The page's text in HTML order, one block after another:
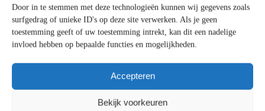
Door in te stemmen met deze technologieën kunnen wij gegevens zoals
surfgedrag of unieke ID's op deze site verwerken. Als je geen
toestemming geeft of uw toestemming intrekt, kan dit een nadelige
invloed hebben op bepaalde functies en mogelijkheden.
Accepteren
Bekijk voorkeuren
Het Wmo-loket van uw gemeente
Een gesprek met een Wmo-consulent
Beoordeling en besluit
Bij langdurige zorg kan ook hetCentrum Indicatiestelling Zorg
(CIZ)betrokken zijn. Officiële informatie vindt u bij de